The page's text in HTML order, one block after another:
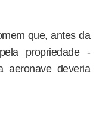
que, antes da
propriedade -
aeronave deveria